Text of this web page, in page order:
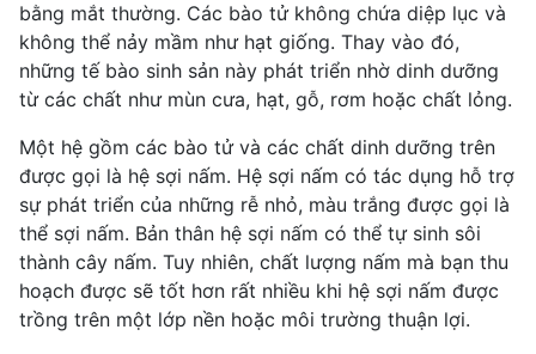
bằng mắt thường. Các bào tử không chứa diệp lục và
không thể nảy mầm như hạt giống. Thay vào đó,
những tế bào sinh sản này phát triển nhờ dinh dưỡng
từ các chất như mùn cưa, hạt, gỗ, rơm hoặc chất lỏng.
Một hệ gồm các bào tử và các chất dinh dưỡng trên
được gọi là hệ sợi nấm. Hệ sợi nấm có tác dụng hỗ trợ
sự phát triển của những rễ nhỏ, màu trắng được gọi là
thể sợi nấm. Bản thân hệ sợi nấm có thể tự sinh sôi
thành cây nấm. Tuy nhiên, chất lượng nấm mà bạn thu
hoạch được sẽ tốt hơn rất nhiều khi hệ sợi nấm được
trồng trên một lớp nền hoặc môi trường thuận lợi.